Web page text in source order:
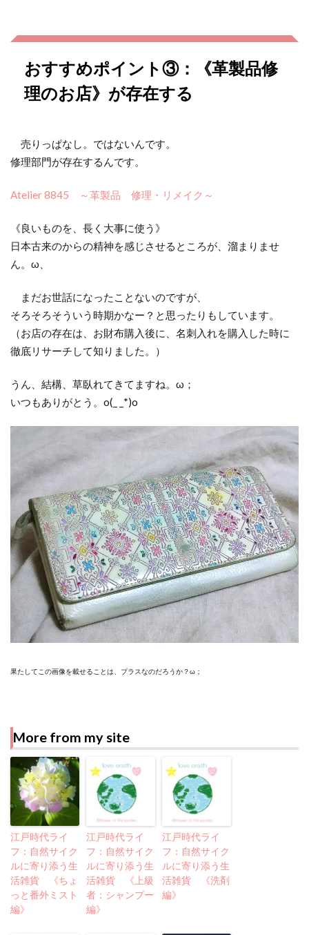
おすすめポイント③：《革製品修
理のお店》が存在する
売りっぱなし。ではないんです。
修理部門が存在するんです。
Atelier 8845 ～革製品 修理・リメイク～
《良いものを、長く大事に使う》
日本古来のからの精神を感じさせるところが、溜まりませ
ん。ω、
まだお世話になったことないのですが、
そろそろそういう時期かなー？と思ったりもしています。
（お店の存在は、お財布購入後に、名刺入れを購入した時に
徹底リサーチして知りました。）
うん、結構、草臥れてきてますね。ω；
いつもありがとう。o(_ _*)o
果たしてこの画像を載せることは、プラスなのだろうか？ω；
More from my site
江戸時代ライ
フ：自然サイク
ルに寄り添う生
活雑貨 《ちょ
っと番外ミスト
編》
江戸時代ライ
フ：自然サイク
ルに寄り添う生
活雑貨 《上級
者：シャンプー
編》
江戸時代ライ
フ：自然サイク
ルに寄り添う生
活雑貨 《洗剤
編》